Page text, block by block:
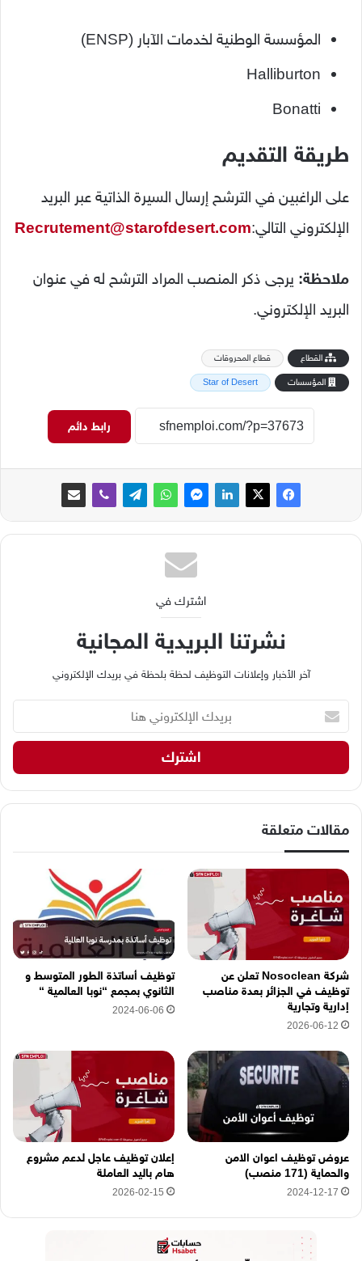
المؤسسة الوطنية لخدمات الآبار (ENSP)
Halliburton
Bonatti
طريقة التقديم
على الراغبين في الترشح إرسال السيرة الذاتية عبر البريد
الإلكتروني التالي:Recrutement@starofdesert.com
ملاحظة: يرجى ذكر المنصب المراد الترشح له في عنوان
البريد الإلكتروني.
القطاع
قطاع المحروقات
المؤسسات
Star of Desert
رابط دائم
اشترك في
نشرتنا البريدية المجانية
آخر الأخبار وإعلانات التوظيف لحظة بلحظة في بريدك الإلكتروني
ي
ك
ا
إ
ت
ر
و
ي
ه
ن
ا
مقالات متعلقة
شركة Nosoclean تعلن عن
توظيف في الجزائر بعدة مناصب
إدارية وتجارية
2026-06-12
توظيف أساتذة الطور المتوسط و
الثانوي بمجمع “نوبا العالمية “
2024-06-06
عروض توظيف اعوان الامن
والحماية (171 منصب)
2024-12-17
إعلان توظيف عاجل لدعم مشروع
هام باليد العاملة
2026-02-15